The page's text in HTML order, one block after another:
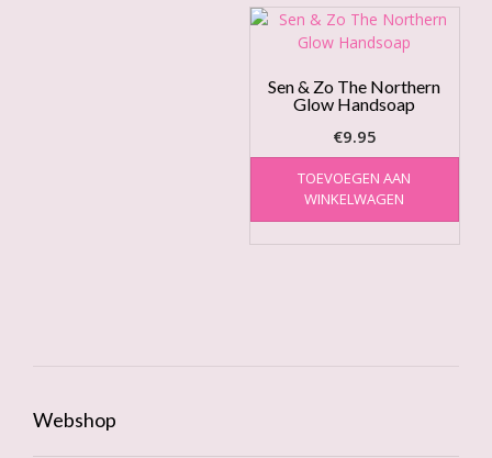
Sen & Zo The Northern
Glow Handsoap
€9.95
TOEVOEGEN AAN
WINKELWAGEN
Webshop